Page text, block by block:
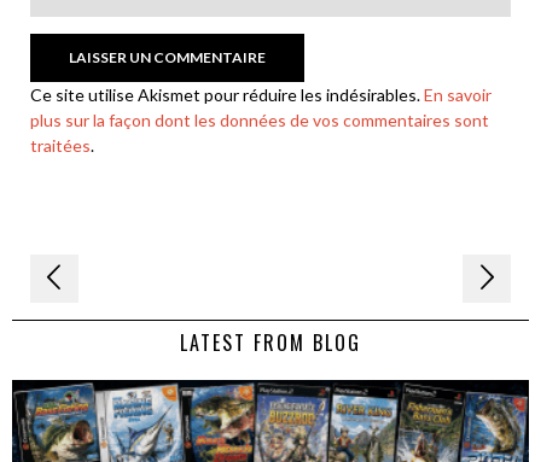
Ce site utilise Akismet pour réduire les indésirables.En savoir
plus sur la façon dont les données de vos commentaires sont
traitées.
Navigation
de LATEST FROM BLOG